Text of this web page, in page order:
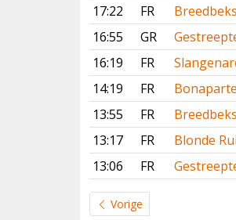
17:22
FR
16:55
GR
16:19
FR
14:19
FR
13:55
FR
13:17
FR
Blonde
13:06
FR
Vorige